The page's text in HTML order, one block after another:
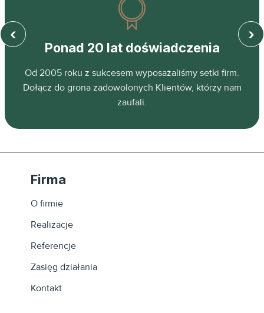
Ponad 20 lat doświadczenia
Od 2005 roku z sukcesem wyposażaliśmy setki firm.
Dołącz do grona zadowolonych Klientów, którzy nam
zaufali.
‹ ›
Firma
O firmie
Realizacje
Referencje
Zasięg działania
Kontakt